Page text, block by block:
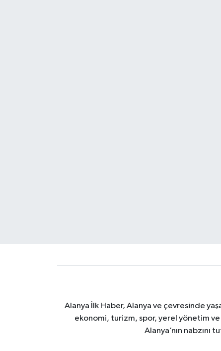
Alanya İlk Haber, Alanya ve çevresinde
ekonomi, turizm, spor, yerel yönetim
Alanya’nın